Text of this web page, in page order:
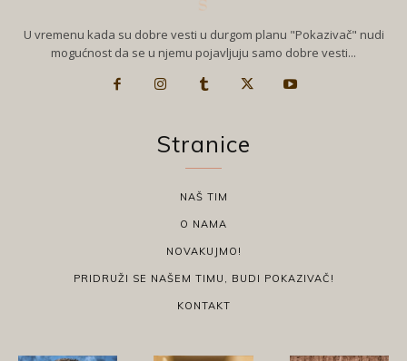
U vremenu kada su dobre vesti u durgom planu "Pokazivač" nudi
mogućnost da se u njemu pojavljuju samo dobre vesti...
Stranice
NAŠ TIM
O NAMA
NOVAKUJMO!
PRIDRUŽI SE NAŠEM TIMU, BUDI POKAZIVAČ!
KONTAKT